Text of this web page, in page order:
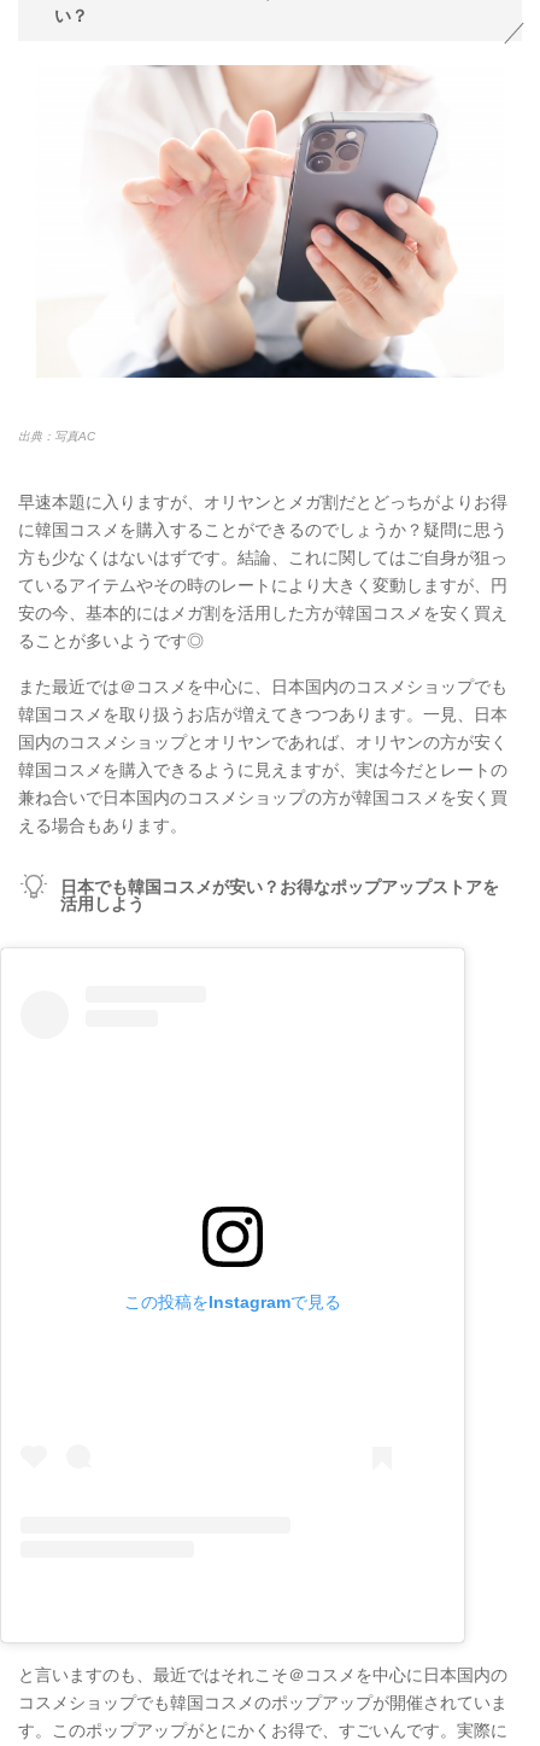
い？
出典：写真AC
早速本題に入りますが、オリヤンとメガ割だとどっちがよりお得
に韓国コスメを購入することができるのでしょうか？疑問に思う
方も少なくはないはずです。結論、これに関してはご自身が狙っ
ているアイテムやその時のレートにより大きく変動しますが、円
安の今、基本的にはメガ割を活用した方が韓国コスメを安く買え
ることが多いようです◎
また最近では＠コスメを中心に、日本国内のコスメショップでも
韓国コスメを取り扱うお店が増えてきつつあります。一見、日本
国内のコスメショップとオリヤンであれば、オリヤンの方が安く
韓国コスメを購入できるように見えますが、実は今だとレートの
兼ね合いで日本国内のコスメショップの方が韓国コスメを安く買
える場合もあります。
日本でも韓国コスメが安い？お得なポップアップストアを
活用しよう
この投稿をInstagramで見る
と言いますのも、最近ではそれこそ＠コスメを中心に日本国内の
コスメショップでも韓国コスメのポップアップが開催されていま
す。このポップアップがとにかくお得で、すごいんです。実際に